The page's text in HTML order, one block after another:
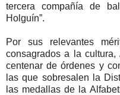
tercera compañía de
Holguín”.
Por sus relevantes
consagrados a la
centenar de órdenes y
las que sobresalen la
las medallas de la